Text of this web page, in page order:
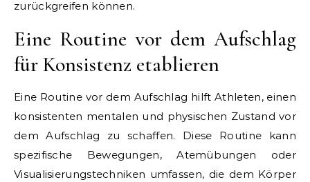
zurückgreifen können.
Eine Routine vor dem Aufschlag
für Konsistenz etablieren
Eine Routine vor dem Aufschlag hilft Athleten, einen
konsistenten mentalen und physischen Zustand vor
dem Aufschlag zu schaffen. Diese Routine kann
spezifische Bewegungen, Atemübungen oder
Visualisierungstechniken umfassen, die dem Körper